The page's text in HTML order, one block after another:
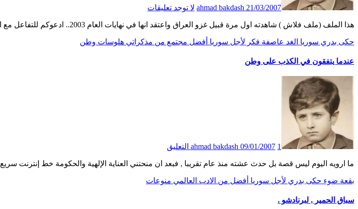
ahmad bakdash 21/03/2007 لا توجد تعليقات
هذا الملف (ملف فلاش ) شاهدته اول مرة قبيل غزو العراق واعتقد انها في نهايات العام 2003.. ادعوكم للتفاعل مع الملف ..…
حكى بدري سوريا الغد عاصفة فكر لأجل سوريا أفضل مجتمع من مذكراتي هلوسات وطن
عندما يتفقون في الكذب على وطن
ahmad bakdash 09/01/2007 1 التعليق
ما ارويه اليوم ليس قصة بل حدث عشته منذ عام تقريبا , فبعد ان منحتني العناية الإلهية والحكومة خط إنترنت سريع ADSL(…
بقعة ضوء حكى بدري لأجل سوريا أفضل من الادب العالمي منوعات
سباق الحمير , لبرنادشو .